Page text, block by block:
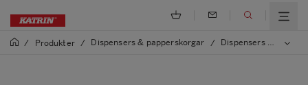
/ Produkter / Dispensers & papperskorgar / Dispensers och papperskorgar i metal